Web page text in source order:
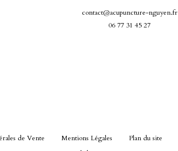
contact@acupuncture-nguyen.fr
06 77 31 45 27
de Vente Mentions Légales
Plan du site